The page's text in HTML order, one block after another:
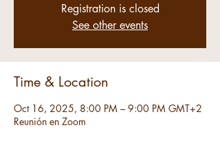
Registration is closed
See other events
Time & Location
Oct 16, 2025, 8:00 PM – 9:00 PM GMT+2
Reunión en Zoom